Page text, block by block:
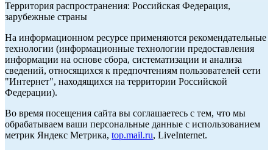
Территория распространения: Российская Федерация,
зарубежные страны
На информационном ресурсе применяются рекомендательные
технологии (информационные технологии предоставления
информации на основе сбора, систематизации и анализа
сведений, относящихся к предпочтениям пользователей сети
"Интернет", находящихся на территории Российской
Федерации).
Во время посещения сайта вы соглашаетесь с тем, что мы
обрабатываем ваши персональные данные с использованием
метрик Яндекс Метрика, top.mail.ru, LiveInternet.